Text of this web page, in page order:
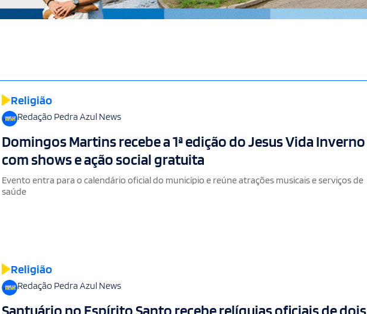
Religião
Redação Pedra Azul News
Domingos Martins recebe a 1ª edição do Jesus Vida Inverno
com shows e ação social gratuita
Evento entra para o calendário oficial do município e reúne atrações musicais e serviços de
saúde
Religião
Redação Pedra Azul News